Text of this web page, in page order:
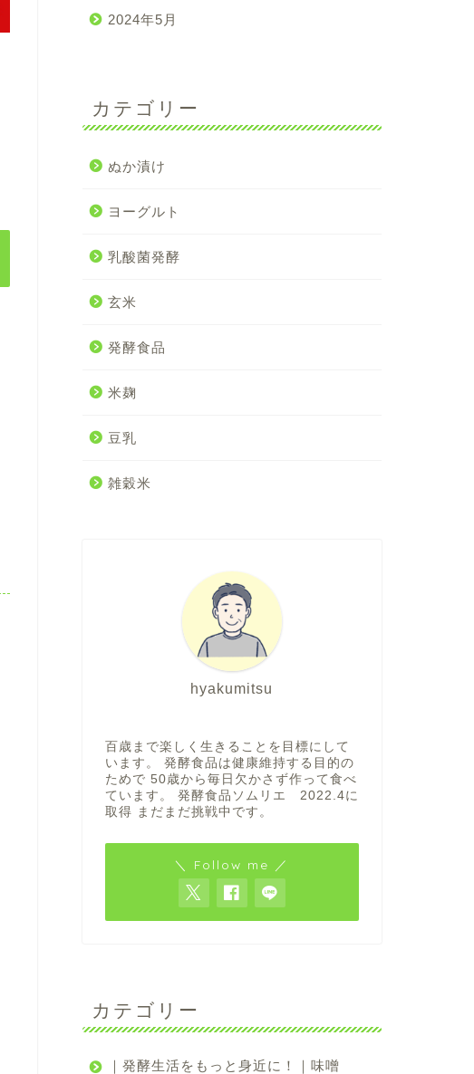
2024年5月
カテゴリー
ぬか漬け
ヨーグルト
乳酸菌発酵
玄米
発酵食品
米麹
豆乳
雑穀米
hyakumitsu
百歳まで楽しく生きることを目標にして
います。 発酵食品は健康維持する目的の
ためで 50歳から毎日欠かさず作って食べ
ています。 発酵食品ソムリエ 2022.4に
取得 まだまだ挑戦中です。
＼ Follow me ／
カテゴリー
｜発酵生活をもっと身近に！｜味噌